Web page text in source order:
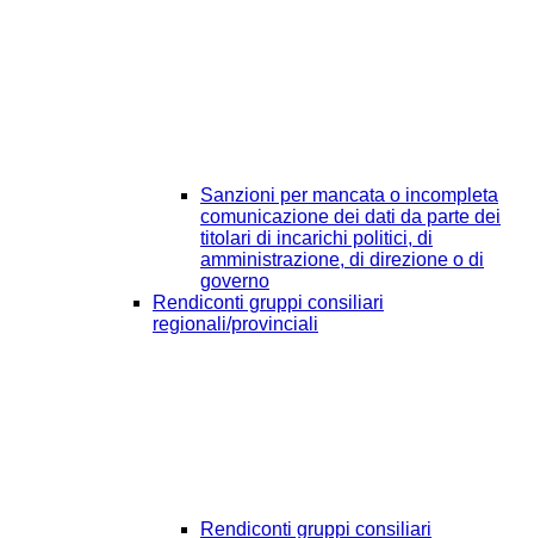
Sanzioni per mancata o incompleta
comunicazione dei dati da parte dei
titolari di incarichi politici, di
amministrazione, di direzione o di
governo
Rendiconti gruppi consiliari
regionali/provinciali
Rendiconti gruppi consiliari